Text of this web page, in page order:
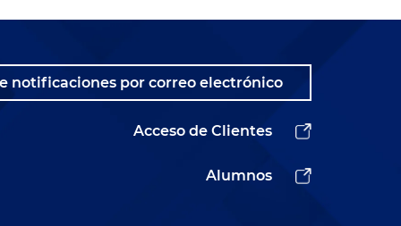
notificaciones por correo electrónico
Acceso de Clientes
Alumnos